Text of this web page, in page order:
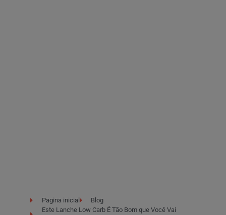
Pagina inicial
Blog
Este Lanche Low Carb É Tão Bom que Você Vai